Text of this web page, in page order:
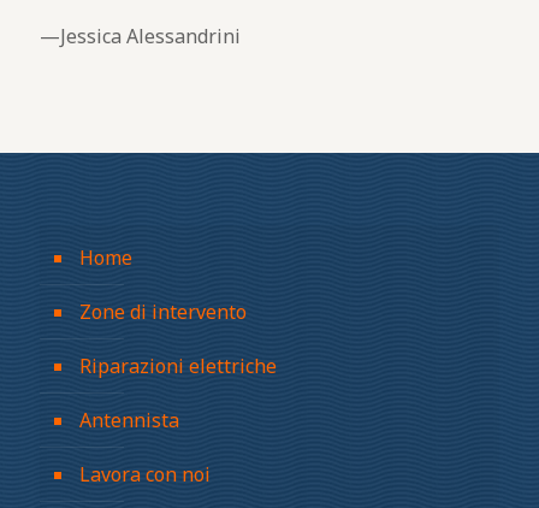
Jessica Alessandrini
Home
Zone di intervento
Riparazioni elettriche
Antennista
Lavora con noi